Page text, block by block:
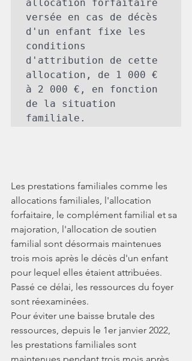
allocation forfaitaire
versée en cas de décès
d'un enfant fixe les
conditions
d'attribution de cette
allocation, de 1 000 €
à 2 000 €, en fonction
de la situation
familiale.
Les prestations familiales comme les
allocations familiales, l'allocation
forfaitaire, le complément familial et sa
majoration, l'allocation de soutien
familial sont désormais maintenues
trois mois après le décès d'un enfant
pour lequel elles étaient attribuées.
Passé ce délai, les ressources du foyer
sont réexaminées.
Pour éviter une baisse brutale des
ressources, depuis le 1er janvier 2022,
les prestations familiales sont
maintenues pendant trois mois après